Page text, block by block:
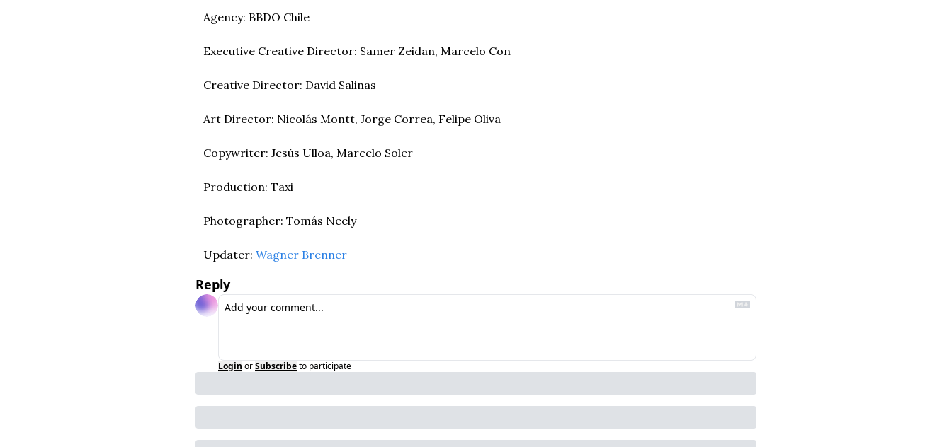
Agency: BBDO Chile
Executive Creative Director: Samer Zeidan, Marcelo Con
Creative Director: David Salinas
Art Director: Nicolás Montt, Jorge Correa, Felipe Oliva
Copywriter: Jesús Ulloa, Marcelo Soler
Production: Taxi
Photographer: Tomás Neely
Updater: Wagner Brenner
Reply
Login orSubscribeto participate